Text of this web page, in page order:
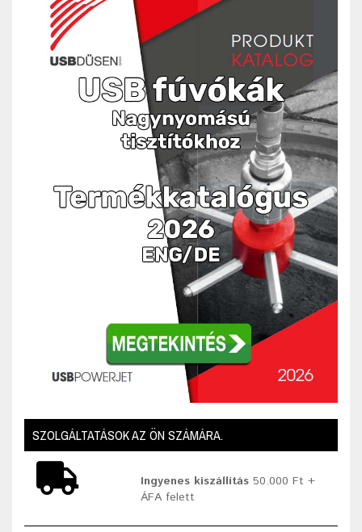
SZOLGÁLTATÁSOK AZ ÖN SZÁMÁRA.
Ingyenes kiszállítás 50.000 Ft +
ÁFA felett